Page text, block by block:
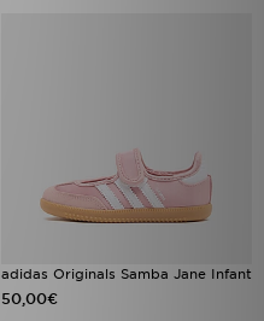
adidas Originals Samba Jane Infant
50,00€